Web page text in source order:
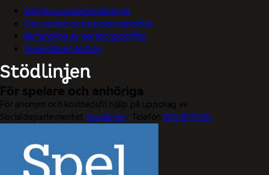
Välj dina cookieinställningar
Om cookies och personuppgifter
Behandling av personuppgifter
Visselblåsarfunktion
För spelare och anhöriga
För anonym och kostnadsfri hjälp på uppdrag av
Socialdepartementet. Stödlinjen . Telefon020-81 91 00.